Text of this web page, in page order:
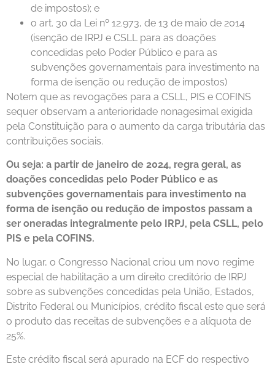
de impostos); e
o art. 30 da Lei nº 12.973, de 13 de maio de 2014
(isenção de IRPJ e CSLL para as doações
concedidas pelo Poder Público e para as
subvenções governamentais para investimento na
forma de isenção ou redução de impostos)
Notem que as revogações para a CSLL, PIS e COFINS
sequer observam a anterioridade nonagesimal exigida
pela Constituição para o aumento da carga tributária das
contribuições sociais.
Ou seja: a partir de janeiro de 2024, regra geral, as
doações concedidas pelo Poder Público e as
subvenções governamentais para investimento na
forma de isenção ou redução de impostos passam a
ser oneradas integralmente pelo IRPJ, pela CSLL, pelo
PIS e pela COFINS.
No lugar, o Congresso Nacional criou um novo regime
especial de habilitação a um direito creditório de IRPJ
sobre as subvenções concedidas pela União, Estados,
Distrito Federal ou Municípios, crédito fiscal este que será
o produto das receitas de subvenções e a alíquota de
25%.
Este crédito fiscal será apurado na ECF do respectivo